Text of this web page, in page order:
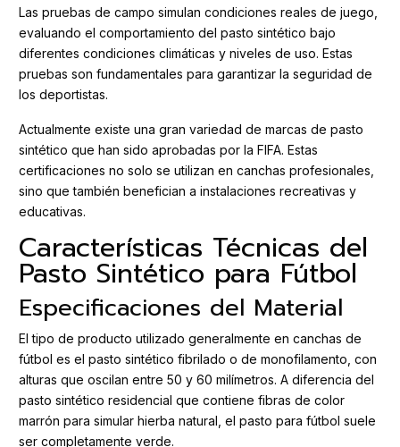
Las pruebas de campo simulan condiciones reales de juego,
evaluando el comportamiento del pasto sintético bajo
diferentes condiciones climáticas y niveles de uso. Estas
pruebas son fundamentales para garantizar la seguridad de
los deportistas.
Actualmente existe una gran variedad de marcas de pasto
sintético que han sido aprobadas por la FIFA. Estas
certificaciones no solo se utilizan en canchas profesionales,
sino que también benefician a instalaciones recreativas y
educativas.
Características Técnicas del
Pasto Sintético para Fútbol
Especificaciones del Material
El tipo de producto utilizado generalmente en canchas de
fútbol es el pasto sintético fibrilado o de monofilamento, con
alturas que oscilan entre 50 y 60 milímetros. A diferencia del
pasto sintético residencial que contiene fibras de color
marrón para simular hierba natural, el pasto para fútbol suele
ser completamente verde.